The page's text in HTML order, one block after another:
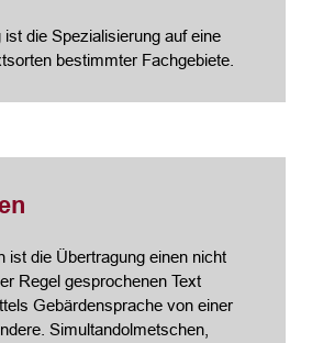
die Spezialisierung auf eine
bestimmter Fachgebiete.
ist die Übertragung einen nicht
Regel gesprochenen Text
Gebärdensprache von einer
Simultandolmetschen,